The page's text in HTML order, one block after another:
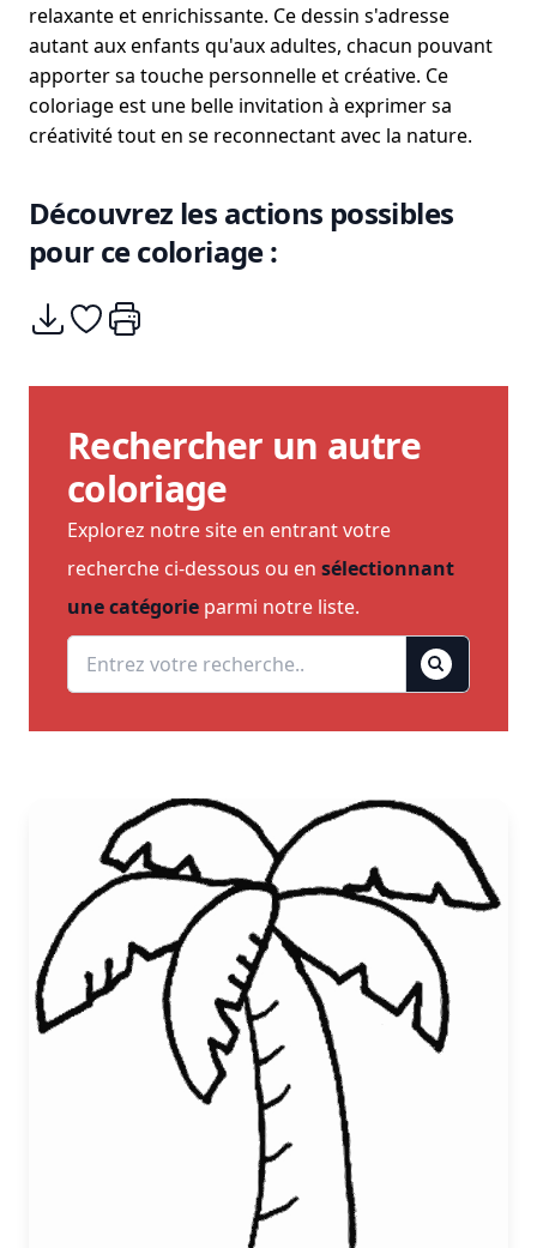
relaxante et enrichissante. Ce dessin s'adresse
autant aux enfants qu'aux adultes, chacun pouvant
apporter sa touche personnelle et créative. Ce
coloriage est une belle invitation à exprimer sa
créativité tout en se reconnectant avec la nature.
Découvrez les actions possibles
pour ce coloriage :
Télécharger
Ajouter à mes coups de coeurs
Imprimer
Rechercher un autre
coloriage
Explorez notre site en entrant votre
recherche ci-dessous ou en sélectionnant
une catégorie parmi notre liste.